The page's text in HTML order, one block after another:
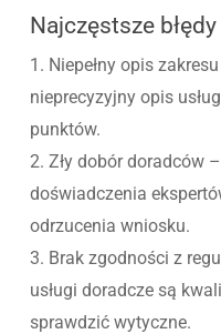
Najczęstsze
1. Niepełny opis
nieprecyzyjny opis
punktów.
2. Zły dobór doradców
doświadczenia
odrzucenia wniosku.
3. Brak zgodności z
usługi doradcze są
sprawdzić wytyczne.